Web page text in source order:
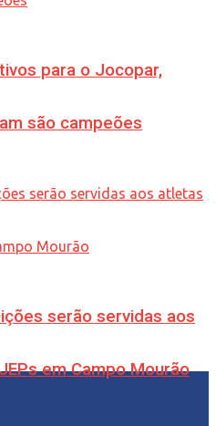
para o Jocopar,
são campeões
serão servidas aos
em Campo Mourão